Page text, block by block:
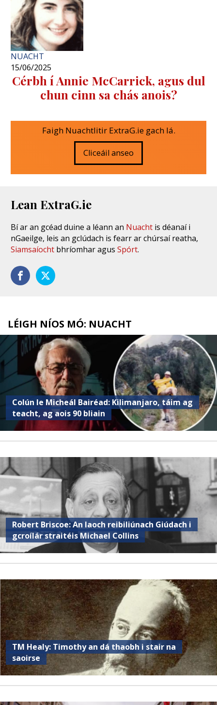
NUACHT
15/06/2025
Cérbh í Annie McCarrick, agus dul
chun cinn sa chás anois?
Faigh Nuachtlitir ExtraG.ie gach lá.
Cliceáil anseo
Lean ExtraG.ie
Bí ar an gcéad duine a léann an Nuacht is déanaí i
nGaeilge, leis an gclúdach is fearr ar chúrsaí reatha,
Siamsaíocht bhríomhar agusSpórt.
LÉIGH NÍOS MÓ: NUACHT
Colún le Micheál Bairéad: Kilimanjaro, táim ag
teacht, ag aois 90 bliain
Robert Briscoe: An laoch reibiliúnach Giúdach i
gcroílár straitéis Michael Collins
TM Healy: Timothy an dá thaobh i stair na
saoirse